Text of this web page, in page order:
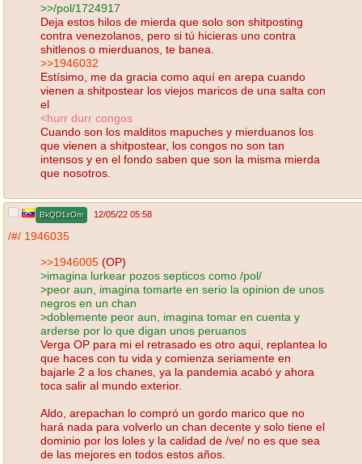
>>/pol/1724917
Deja estos hilos de mierda que solo son shitposting
contra venezolanos, pero si tú hicieras uno contra
shitlenos o mierduanos, te banea.
>>1946032
Estísimo, me da gracia como aquí en arepa cuando
vienen a shitpostear los viejos maricos de una salta con
el
<hurr durr congos
Cuando son los malditos mapuches y mierduanos los
que vienen a shitpostear, los congos no son tan
intensos y en el fondo saben que son la misma mierda
que nosotros.
BkQD1zOm 12/05/22 05:58
/#/ 1946035
>>1946005 (OP)
>imagina lurkear pozos septicos como /pol/
>peor aun, imagina tomarte en serio la opinion de unos
negros en un chan
>doblemente peor aun, imagina tomar en cuenta y
arderse por lo que digan unos peruanos
Verga OP para mi el retrasado es otro aqui, replantea lo
que haces con tu vida y comienza seriamente en
bajarle 2 a los chanes, ya la pandemia acabó y ahora
toca salir al mundo exterior.
Aldo, arepachan lo compró un gordo marico que no
hará nada para volverlo un chan decente y solo tiene el
dominio por los loles y la calidad de /ve/ no es que sea
de las mejores en todos estos años.